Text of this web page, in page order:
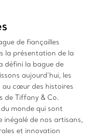
de fiançailles
la présentation de la
défini la bague de
aujourd’hui, les
au cœur des histoires
de Tiffany & Co.
monde qui sont
de nos artisans,
et innovation